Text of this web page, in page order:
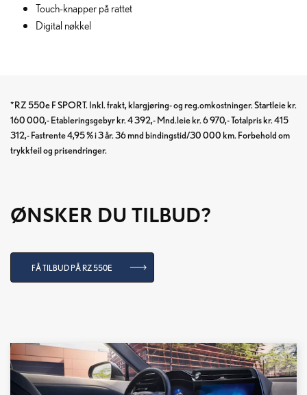
Touch-knapper på rattet
Digital nøkkel
*RZ 550e F SPORT. Inkl. frakt, klargjøring- og reg.omkostninger. Startleie kr.
160 000,- Etableringsgebyr kr. 4 392,- Mnd.leie kr. 6 970,- Totalpris kr. 415
312,- Fastrente 4,95 % i 3 år. 36 mnd bindingstid/30 000 km. Forbehold om
trykkfeil og prisendringer.
ØNSKER DU TILBUD?
FÅ TILBUD PÅ RZ 550E